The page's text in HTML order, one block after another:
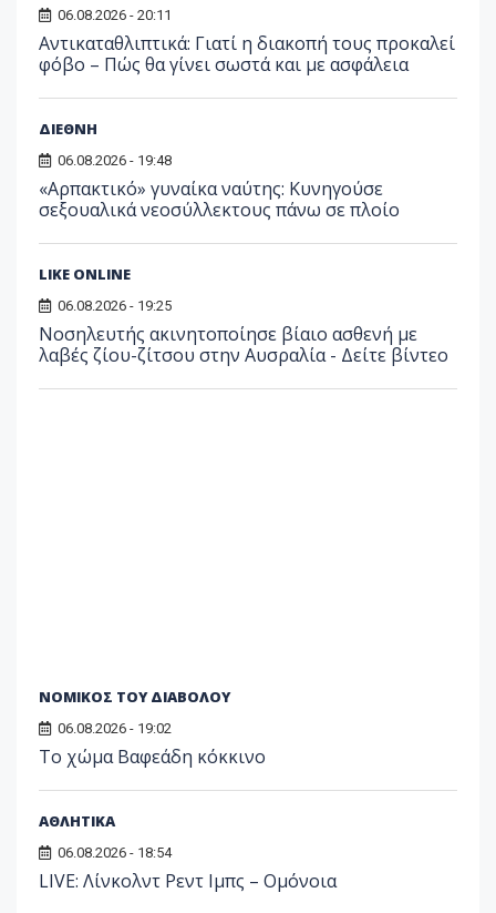
06.08.2026 - 20:11
Αντικαταθλιπτικά: Γιατί η διακοπή τους προκαλεί
φόβο – Πώς θα γίνει σωστά και με ασφάλεια
ΔΙΕΘΝΗ
06.08.2026 - 19:48
«Αρπακτικό» γυναίκα ναύτης: Κυνηγούσε
σεξουαλικά νεοσύλλεκτους πάνω σε πλοίο
LIKE ONLINE
06.08.2026 - 19:25
Νοσηλευτής ακινητοποίησε βίαιο ασθενή με
λαβές ζίου-ζίτσου στην Αυσραλία - Δείτε βίντεο
ΝΟΜΙΚΟΣ ΤΟΥ ΔΙΑΒΟΛΟΥ
06.08.2026 - 19:02
Το χώμα Βαφεάδη κόκκινο
ΑΘΛΗΤΙΚΑ
06.08.2026 - 18:54
LIVE: Λίνκολντ Ρεντ Ιμπς – Ομόνοια